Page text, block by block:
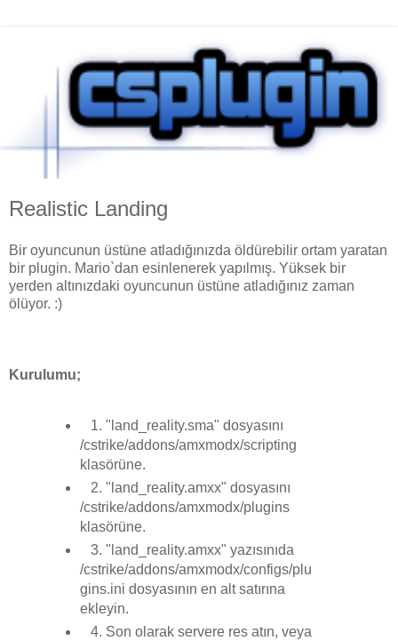
Realistic Landing
Bir oyuncunun üstüne atladığınızda öldürebilir ortam yaratan
bir plugin. Mario`dan esinlenerek yapılmış. Yüksek bir
yerden altınızdaki oyuncunun üstüne atladığınız zaman
ölüyor. :)
Kurulumu;
1. "land_reality.sma" dosyasını
/cstrike/addons/amxmodx/scripting
klasörüne.
2. "land_reality.amxx" dosyasını
/cstrike/addons/amxmodx/plugins
klasörüne.
3. "land_reality.amxx" yazısınıda
/cstrike/addons/amxmodx/configs/plu
gins.ini dosyasının en alt satırına
ekleyin.
4. Son olarak servere res atın, veya